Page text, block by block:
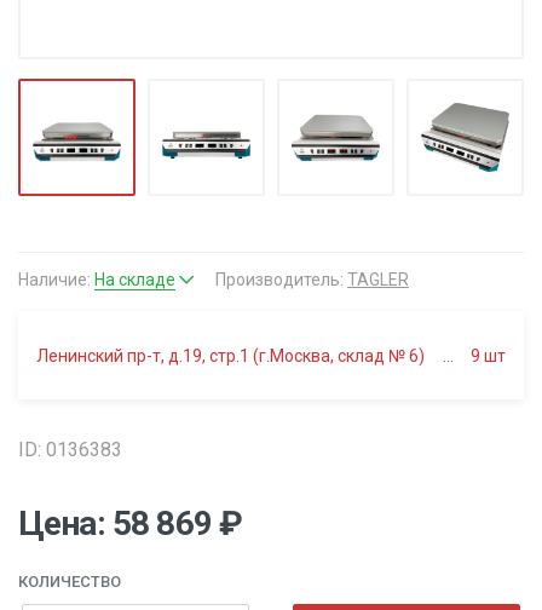
Наличие: На складе Производитель: TAGLER
Ленинский пр-т, д.19, стр.1 (г.Москва, склад № 6) 9 шт
ID: 0136383
Цена: 58 869 ₽
КОЛИЧЕСТВО